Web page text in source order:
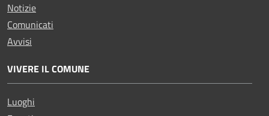
Notizie
Comunicati
Avvisi
VIVERE IL COMUNE
Luoghi